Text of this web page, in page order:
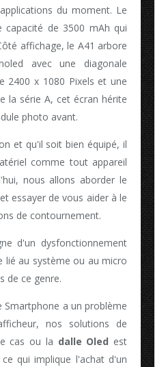
du moment. Le
de 3500 mAh qui
affichage, le A41 arbore
avec une diagonale
2400 x 1080 Pixels et une
la série A, cet écran hérite
photo avant.
et qu'il soit bien équipé, il
comme tout appareil
nous allons aborder le
et essayer de vous aider à le
de contournement.
d'un dysfonctionnement
lié au système ou au micro
de ce genre.
a un problème
nos solutions de
cas ou la dalle Oled est
qui implique l'achat d'un